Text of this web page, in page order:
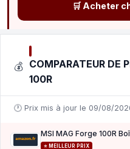
🛒 Acheter
💰 COMPARATEUR DE
100R
🕐 Prix mis à jour le 09/08/
⭐ MEILLEUR PRIX